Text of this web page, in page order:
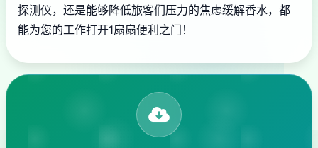
探测仪，还是能够降低旅客们压力的焦虑缓解香水，都
能为您的工作打开1扇扇便利之门！